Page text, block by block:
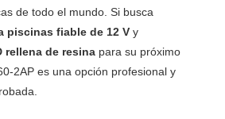
de todo el mundo. Si busca
piscinas fiable de 12 V y
rellena de resina para su próximo
2AP es una opción profesional y